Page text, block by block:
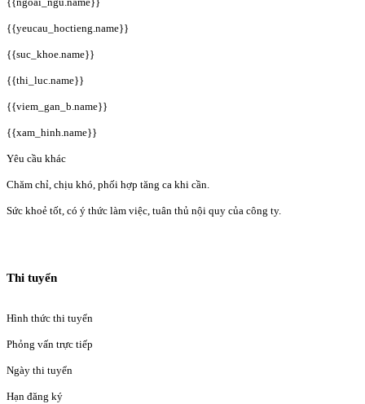
{{yeucau_hoctieng.name}}
{{suc_khoe.name}}
{{thi_luc.name}}
{{viem_gan_b.name}}
{{xam_hinh.name}}
Yêu cầu khác
Chăm chỉ, chịu khó, phối hợp tăng ca khi cần.
Sức khoẻ tốt, có ý thức làm việc, tuân thủ nội quy của công ty.
Thi tuyển
Hình thức thi tuyển
Phỏng vấn trực tiếp
Ngày thi tuyển
Hạn đăng ký